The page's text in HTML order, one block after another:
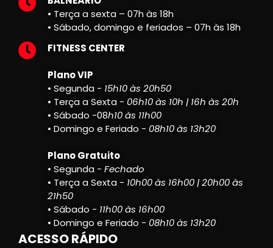
• Terça a sexta – 07h às 18h
• Sábado, domingo e feriados – 07h às 18h
FITNESS CENTER
Plano VIP
• Segunda - 15h10 às 20h50
• Terça a Sexta - 06h10 às 10h | 16h às 20h
• Sábado -08h10 às 11h00
• Domingo e Feriado - 08h10 às 13h20
Plano Gratuito
• Segunda - Fechado
• Terça a Sexta - 10h00 às 16h00 | 20h00 às
21h50
• Sábado - 11h00 às 16h00
• Domingo e Feriado - 08h10 às 13h20
ACESSO RÁPIDO